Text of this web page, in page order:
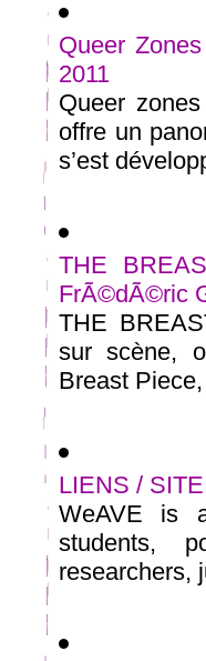
Queer
2011
Queer
offre un
s’est
THE
FrÃ©dÃ©ric
THE
sur scène,
Breast
LIENS / SITE
WeAVE is
students,
researchers,